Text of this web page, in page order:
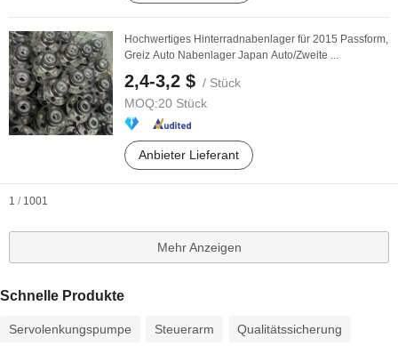
Hochwertiges Hinterradnabenlager für 2015 Passform,
Greiz Auto Nabenlager Japan Auto/Zweite ...
2,4-3,2 $ / Stück
MOQ:20 Stück
Anbieter Lieferant
1 / 1001
Mehr Anzeigen
Schnelle Produkte
Servolenkungspumpe Steuerarm Qualitätssicherung